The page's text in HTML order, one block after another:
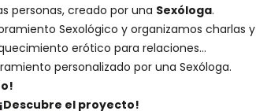
personas, creado por una Sexóloga.
Sexológico y organizamos charlas y
erótico para relaciones...
personalizado por una Sexóloga.
¡Descubre el proyecto!